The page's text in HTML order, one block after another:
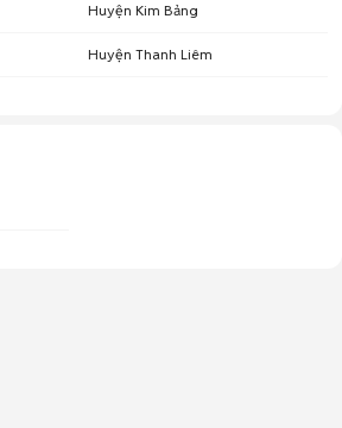
Huyện Kim Bảng
Huyện Thanh Liêm